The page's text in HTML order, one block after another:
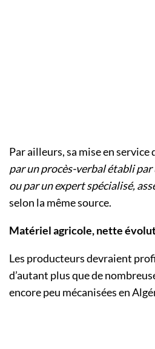
Par ailleurs, sa mise en service
par un procès-verbal établi
ou par un expert spécialisé,
selon la même source.
Matériel agricole, nette
Les producteurs devraient
d’autant plus que de
encore peu mécanisées en